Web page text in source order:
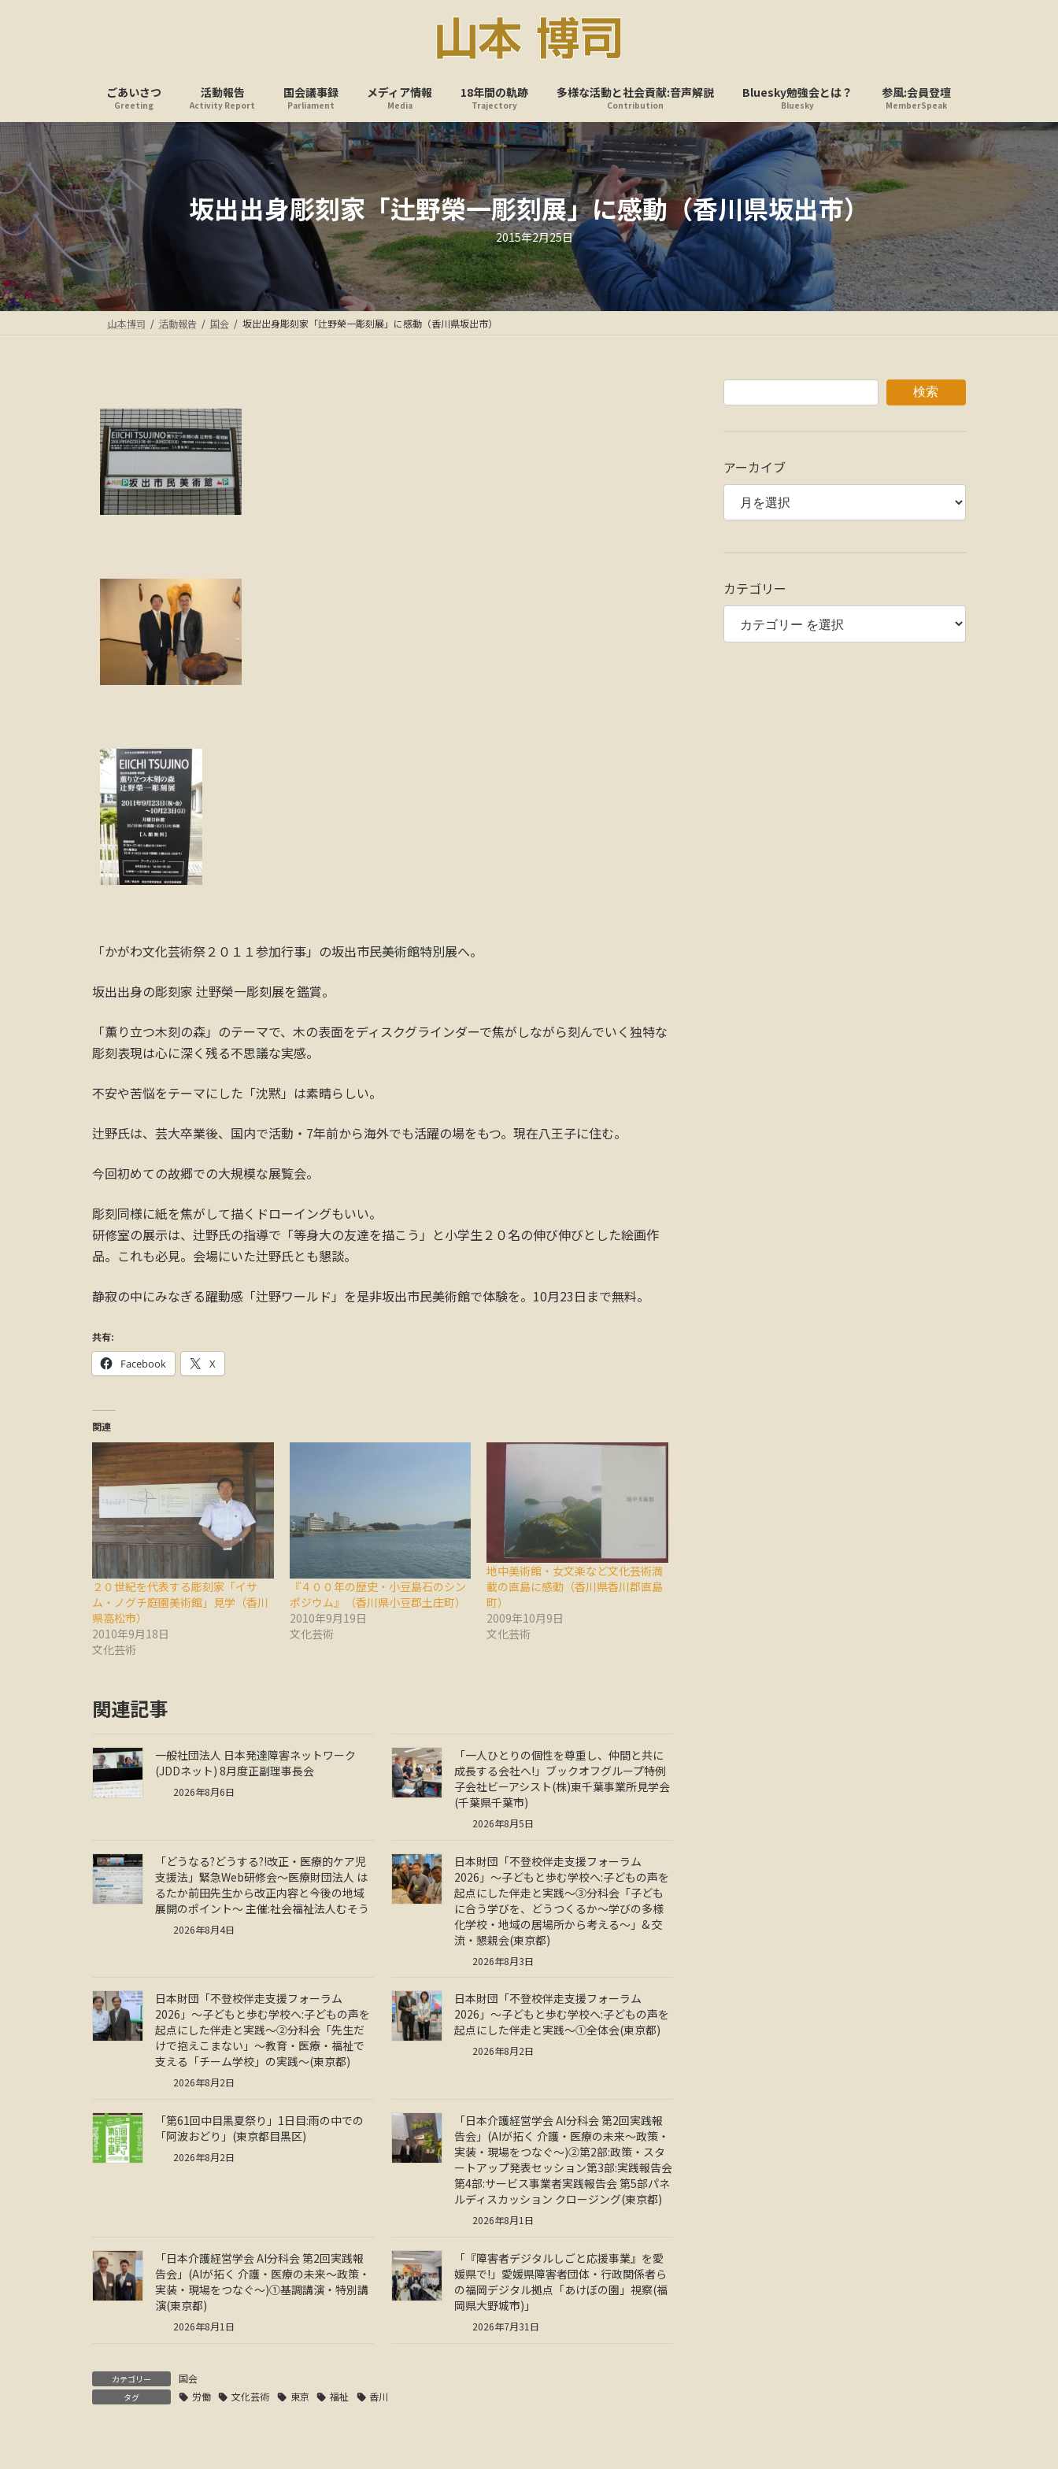
ス
キ
プ
ン
に
動
ごあいさつ
Greeting
活動報告
Activity Report
国会議事録
Parliament
メディア情報
Media
18年間の軌跡
Trajectory
多様な活動と社会貢献:音声解説
Contribution
Bluesky勉強会とは？
Bluesky
参風:会員登壇
MemberSpeak
坂出出身彫刻家「辻野榮一彫刻展」に感動（香川県坂出市）
最
終
更
新
日
時
:
2015年2月25日
山本博司 活動報告 国会 坂出出身彫刻家「辻野榮一彫刻展」に感動（香川県坂出市）
「かがわ文化芸術祭２０１１参加行事」の坂出市民美術館特別展へ。
坂出出身の彫刻家 辻野榮一彫刻展を鑑賞。
「薫り立つ木刻の森」のテーマで、木の表面をディスクグラインダーで焦がしながら刻んでいく独特な
彫刻表現は心に深く残る不思議な実感。
不安や苦悩をテーマにした「沈黙」は素晴らしい。
辻野氏は、芸大卒業後、国内で活動・7年前から海外でも活躍の場をもつ。現在八王子に住む。
今回初めての故郷での大規模な展覧会。
彫刻同様に紙を焦がして描くドローイングもいい。
研修室の展示は、辻野氏の指導で「等身大の友達を描こう」と小学生２０名の伸び伸びとした絵画作
品。これも必見。会場にいた辻野氏とも懇談。
静寂の中にみなぎる躍動感「辻野ワールド」を是非坂出市民美術館で体験を。10月23日まで無料。
共有:
Facebook X
関連
２０世紀を代表する彫刻家「イサ
ム・ノグチ庭園美術館」見学（香川
県高松市）
2010年9月18日
文化芸術
『４００年の歴史・小豆島石のシン
ポジウム』（香川県小豆郡土庄町）
2010年9月19日
文化芸術
地中美術館・女文楽など文化芸術満
載の直島に感動（香川県香川郡直島
町）
2009年10月9日
文化芸術
関連記事
一般社団法人 日本発達障害ネットワーク
(JDDネット) 8月度正副理事長会
2026年8月6日
「一人ひとりの個性を尊重し、仲間と共に
成長する会社へ!」ブックオフグループ特例
子会社ビーアシスト(株)東千葉事業所見学会
(千葉県千葉市)
2026年8月5日
「どうなる?どうする?!改正・医療的ケア児
支援法」緊急Web研修会～医療財団法人 は
るたか前田先生から改正内容と今後の地域
展開のポイント～ 主催:社会福祉法人むそう
2026年8月4日
日本財団「不登校伴走支援フォーラム
2026」～子どもと歩む学校へ:子どもの声を
起点にした伴走と実践～③分科会「子ども
に合う学びを、どうつくるか～学びの多様
化学校・地域の居場所から考える～」& 交
流・懇親会(東京都)
2026年8月3日
日本財団「不登校伴走支援フォーラム
2026」～子どもと歩む学校へ:子どもの声を
起点にした伴走と実践～②分科会「先生だ
けで抱えこまない」～教育・医療・福祉で
支える「チーム学校」の実践～(東京都)
2026年8月2日
日本財団「不登校伴走支援フォーラム
2026」～子どもと歩む学校へ:子どもの声を
起点にした伴走と実践～①全体会(東京都)
2026年8月2日
「第61回中目黒夏祭り」1日目:雨の中での
「阿波おどり」(東京都目黒区)
2026年8月2日
「日本介護経営学会 AI分科会 第2回実践報
告会」(AIが拓く 介護・医療の未来～政策・
実装・現場をつなぐ～)②第2部:政策・スタ
ートアップ発表セッション第3部:実践報告会
第4部:サービス事業者実践報告会 第5部パネ
ルディスカッション クロージング(東京都)
2026年8月1日
「日本介護経営学会 AI分科会 第2回実践報
告会」(AIが拓く 介護・医療の未来～政策・
実装・現場をつなぐ～)①基調講演・特別講
演(東京都)
2026年8月1日
「『障害者デジタルしごと応援事業』を愛
媛県で!」愛媛県障害者団体・行政関係者ら
の福岡デジタル拠点「あけぼの園」視察(福
岡県大野城市)」
2026年7月31日
カテゴリー 国会
タグ 労働 文化芸術 東京 福祉 香川
検索
アーカイブ
カテゴリー